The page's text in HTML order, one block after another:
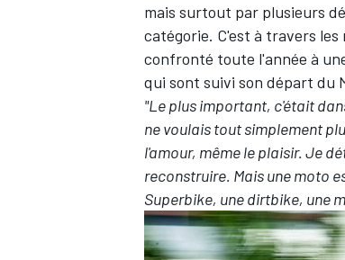
AUTRES CHAMPIONNATS
mais surtout par plusieurs
catégorie. C'est à travers les
confronté toute l'année à
qui sont suivi son départ du
"Le plus important, c'était
ne voulais tout simplement
l'amour, même le plaisir. Je
reconstruire. Mais une moto
Superbike, une dirtbike, une